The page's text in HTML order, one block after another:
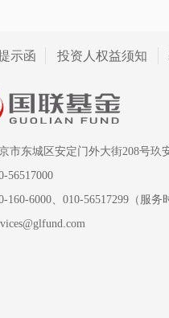
示函 投资人权益须知
市东城区安定门外大街208号玖
56517000
160-6000、010-56517299（服务